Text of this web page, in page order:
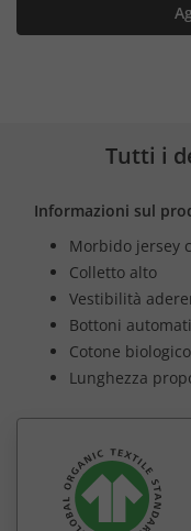
Tutti i
Informazioni sul
Morbido jersey
Colletto alto
Vestibilità
Bottoni
Cotone
Lunghezza